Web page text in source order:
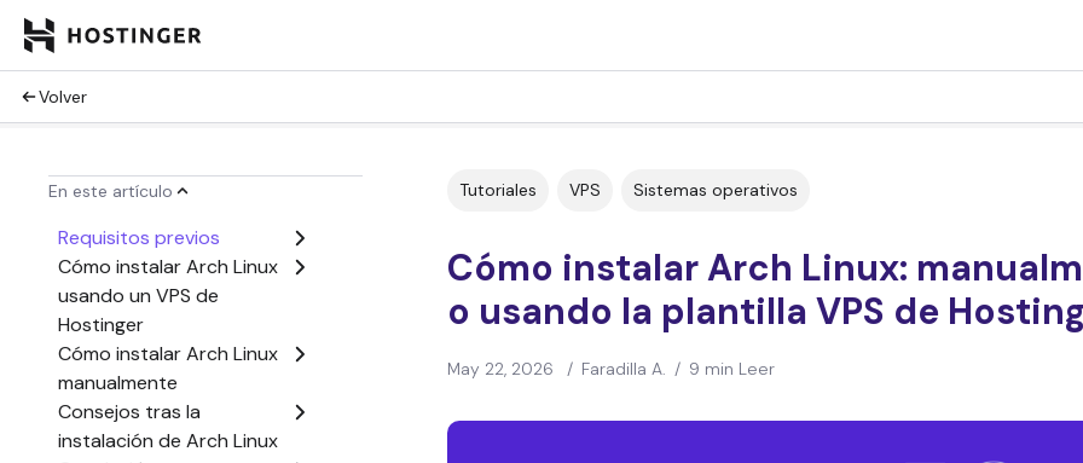
Volver
En este artículo
Requisitos previos
Cómo instalar Arch Linux
usando un VPS de
Hostinger
Cómo instalar Arch Linux
manualmente
Consejos tras la
instalación de Arch Linux
Tutoriales VPS Sistemas operativos
Cómo instalar Arch Linux:
o usando la plantilla VPS de
May 22, 2026 / Faradilla A. / 9 min Leer